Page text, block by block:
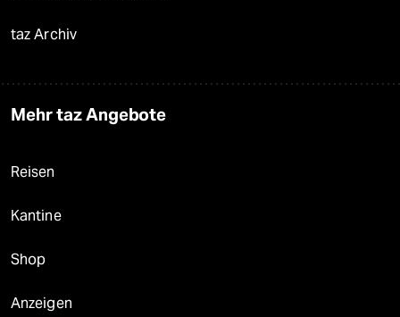
taz Archiv
Mehr taz Angebote
Reisen
Kantine
Shop
Anzeigen